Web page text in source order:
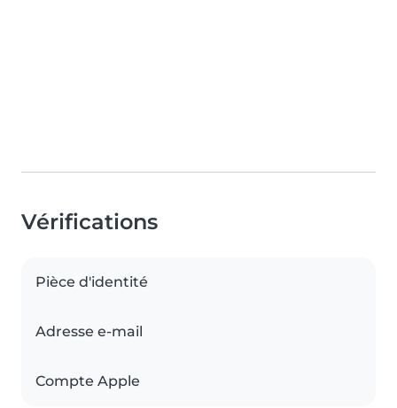
Vérifications
Pièce d'identité
Adresse e-mail
Compte Apple